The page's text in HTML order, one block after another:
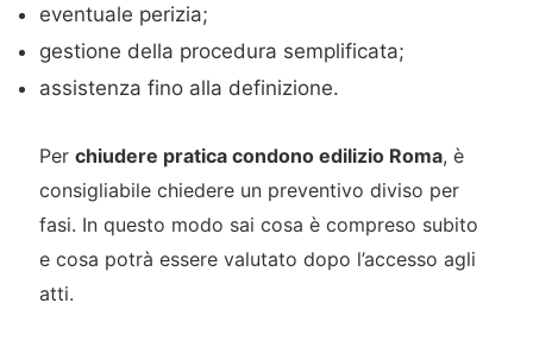
eventuale perizia;
gestione della procedura semplificata;
assistenza fino alla definizione.
Per chiudere pratica condono edilizio Roma, è
consigliabile chiedere un preventivo diviso per
fasi. In questo modo sai cosa è compreso subito
e cosa potrà essere valutato dopo l’accesso agli
atti.